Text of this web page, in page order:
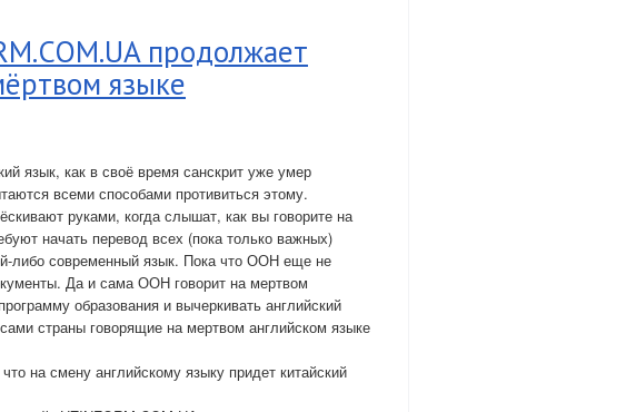
продолжает
языке
язык, как в своё время санскрит уже умер
всеми способами противиться этому.
руками, когда слышат, как вы говорите на
начать перевод всех (пока только важных)
либо современный язык. Пока что ООН еще не
Да и сама ООН говорит на мертвом
образования и вычеркивать английский
страны говорящие на мертвом английском языке
на смену английскому языку придет китайский